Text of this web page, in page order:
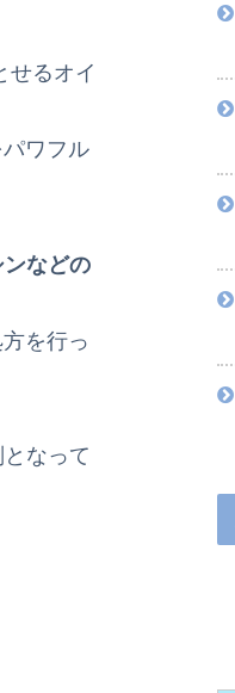
せるオイ
ワフル
ンなどの
を行っ
なって